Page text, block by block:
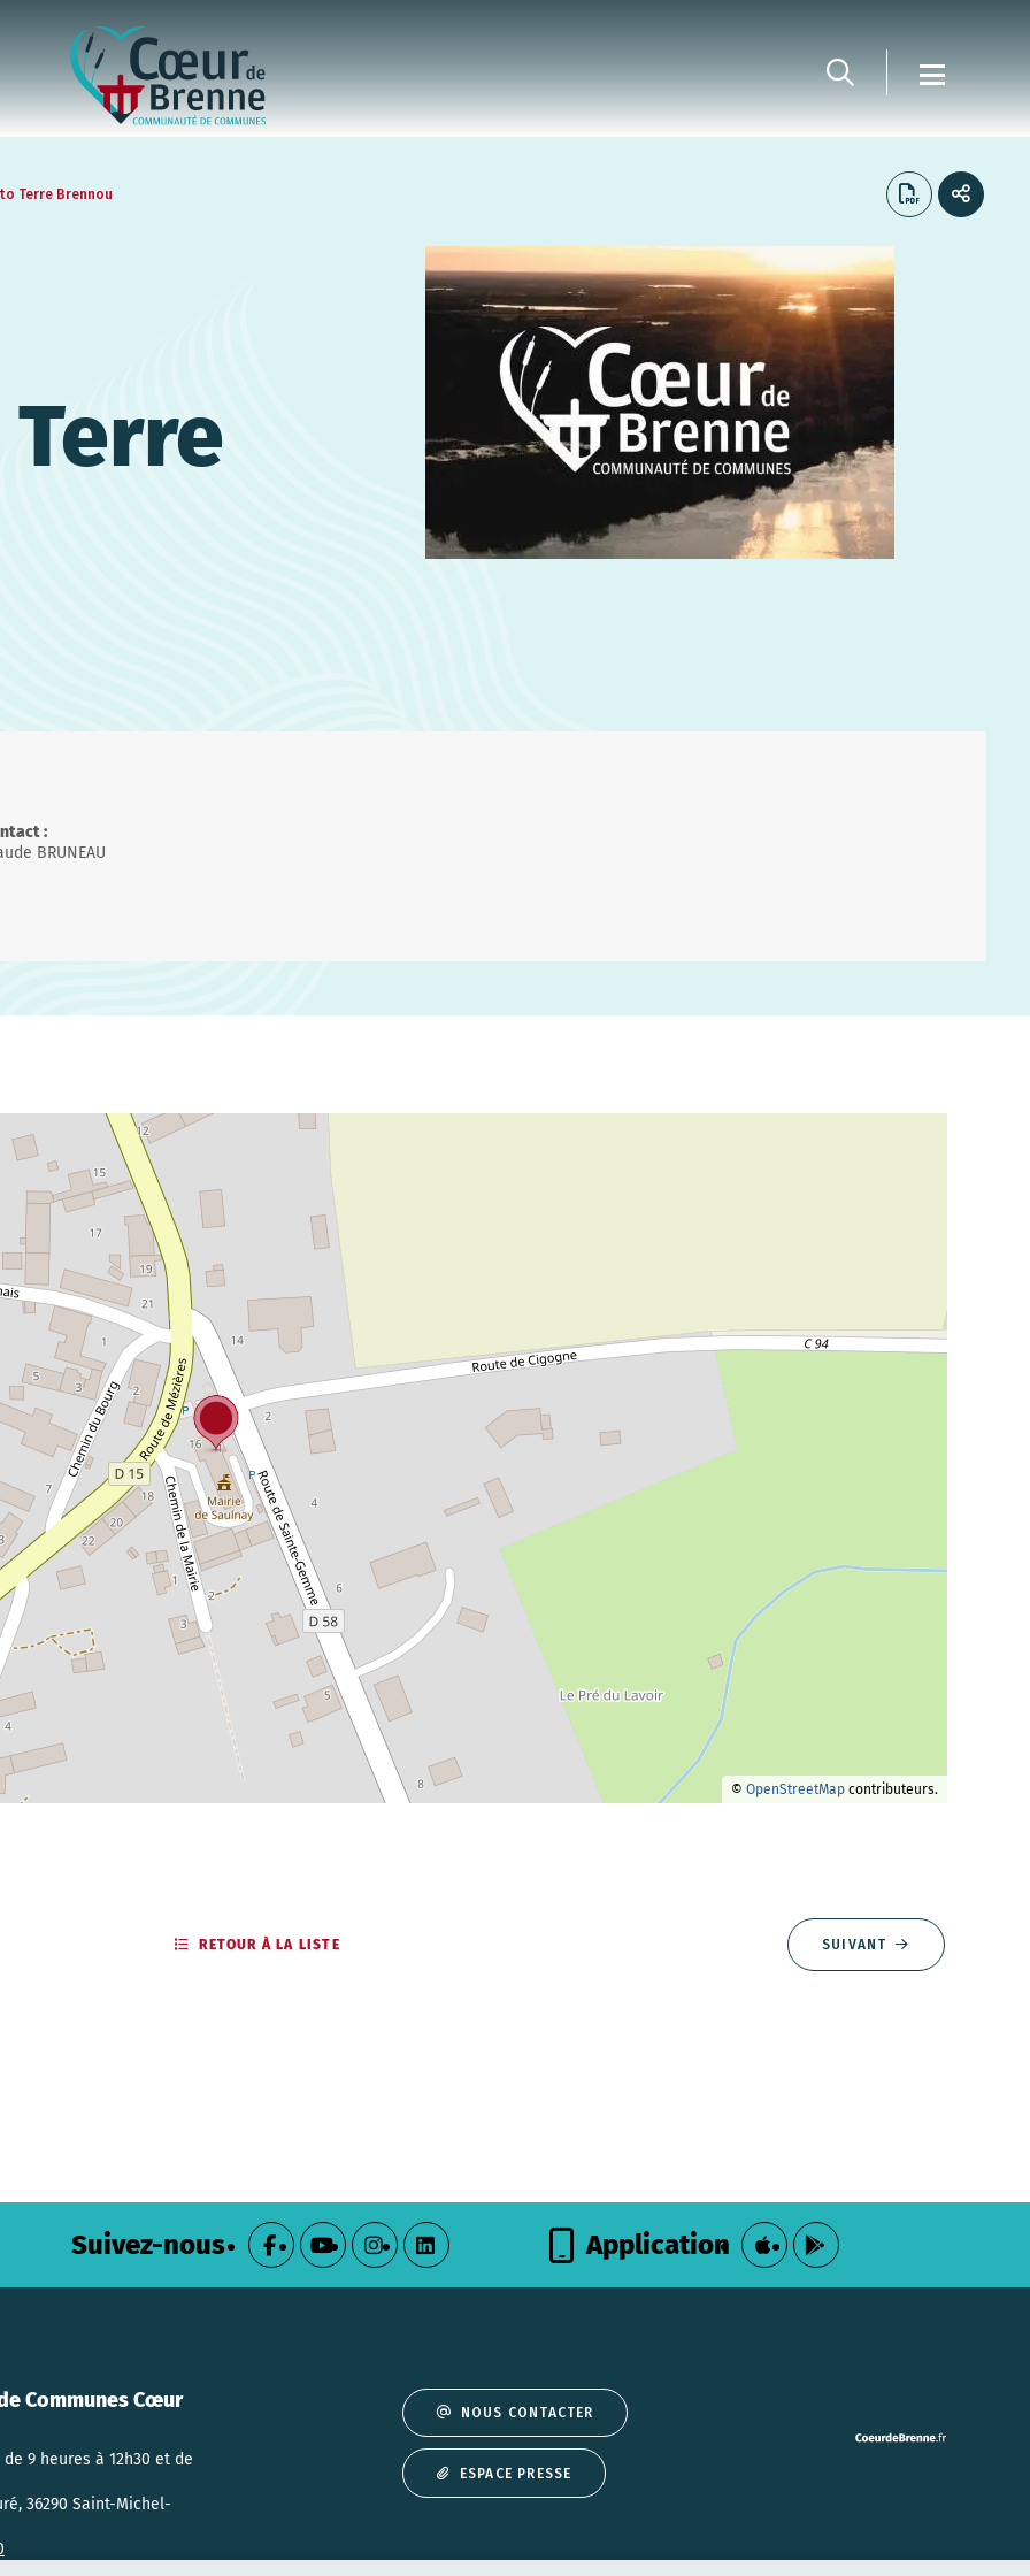
Terre Brennou
:
BRUNEAU
© OpenStreetMap contributeurs.
RETOUR À LA LISTE SUIVANT
Suivez-nous Application
Communes Cœur
9 heures à 12h30 et de
36290 Saint-Michel-
NOUS CONTACTER
ESPACE PRESSE